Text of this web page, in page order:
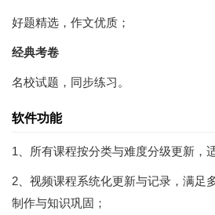
好题精选，作文优质；
经典考卷
名校试题，同步练习。
软件功能
1、所有课程按分类与难度分级更新，
2、视频课程系统化更新与记录，满足
制作与知识巩固；